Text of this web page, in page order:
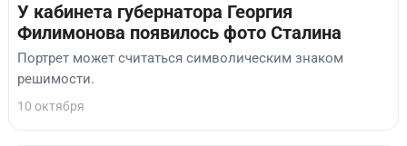
У кабинета губернатора Георгия
Филимонова появилось фото Сталина
Портрет может считаться символическим знаком
решимости.
10 октября